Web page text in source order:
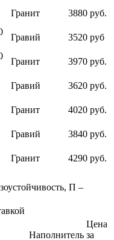
Гранит 3880 руб.
Гравий 3520 руб
Гранит 3970 руб.
Гравий 3620 руб.
Гранит 4020 руб.
Гравий 3840 руб.
Гранит
4290 руб.
П –
Наполнитель
Цена
за